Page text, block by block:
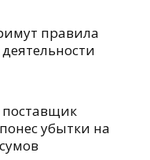
правила
убытки на